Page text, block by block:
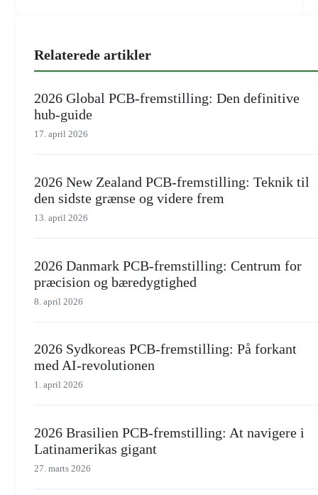
Relaterede artikler
2026 Global PCB-fremstilling: Den definitive
hub-guide
17. april 2026
2026 New Zealand PCB-fremstilling: Teknik til
den sidste grænse og videre frem
13. april 2026
2026 Danmark PCB-fremstilling: Centrum for
præcision og bæredygtighed
8. april 2026
2026 Sydkoreas PCB-fremstilling: På forkant
med AI-revolutionen
1. april 2026
2026 Brasilien PCB-fremstilling: At navigere i
Latinamerikas gigant
27. marts 2026